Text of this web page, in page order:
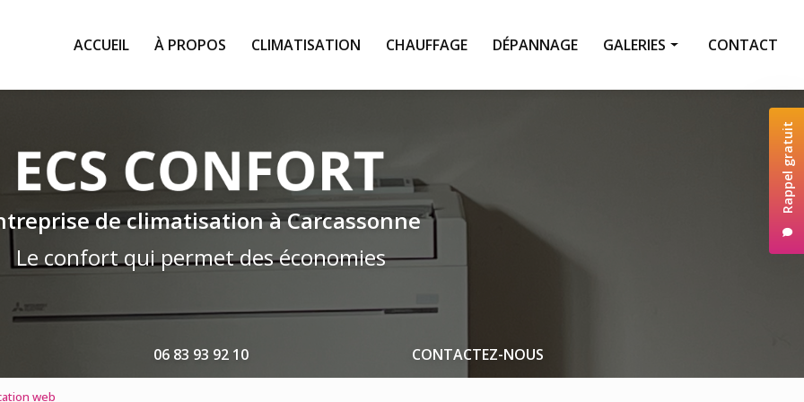
Rappel gratuit
ACCUEIL
À PROPOS CLIMATISATION CHAUFFAGE DÉPANNAGE GALERIES CONTACT
de climatisation à Carcassonne
Le confort qui permet des économies
06 83 93 92 10 CONTACTEZ-NOUS
web